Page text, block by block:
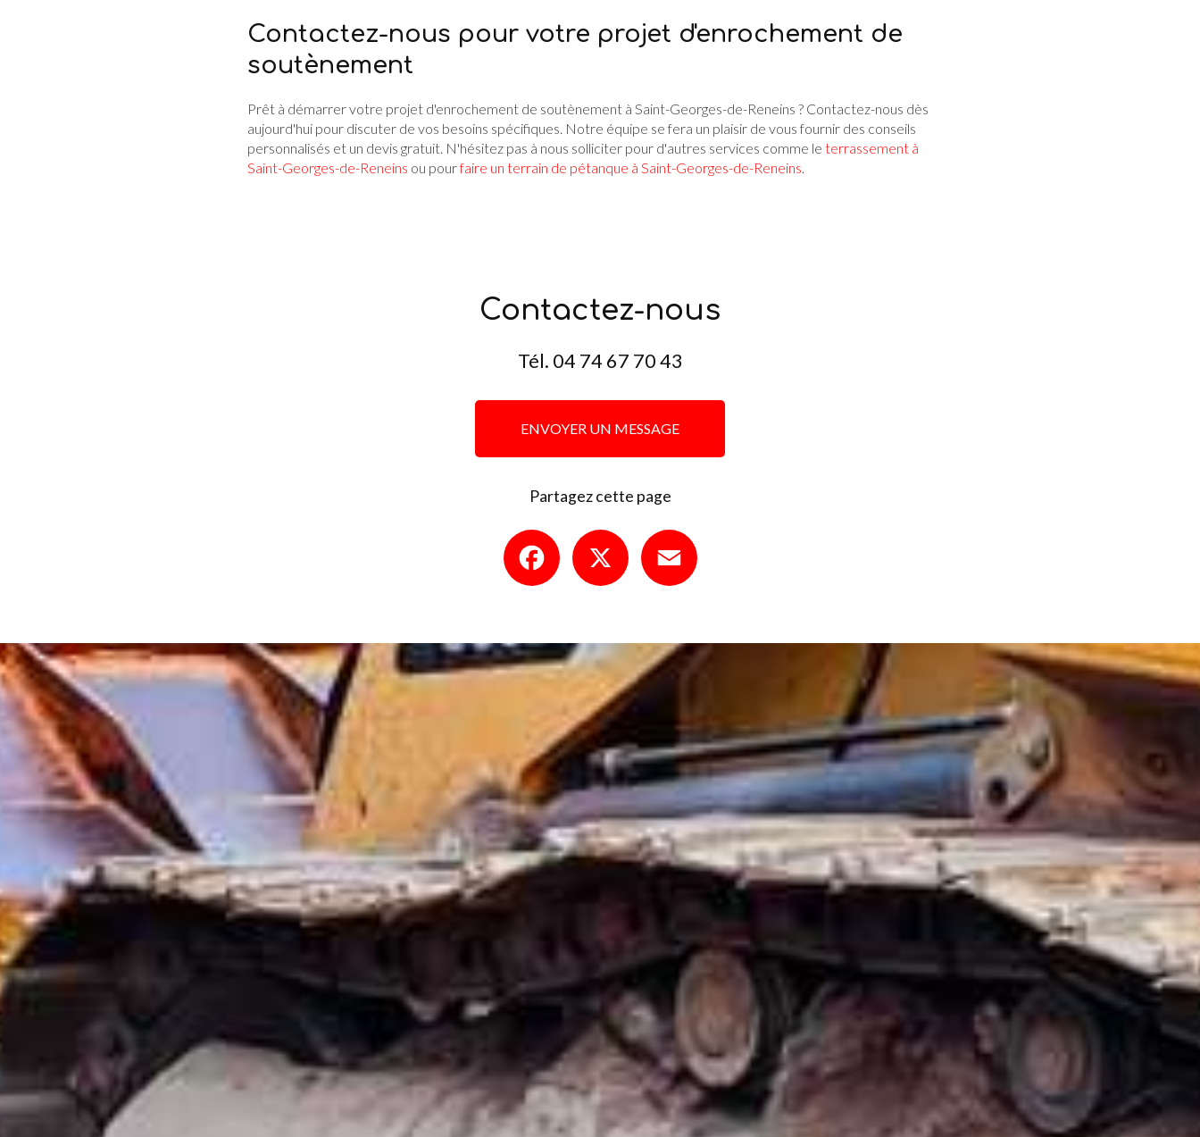
Contactez-nous pour votre projet d'enrochement de
soutènement
Prêt à démarrer votre projet d'enrochement de soutènement à Saint-Georges-de-Reneins ? Contactez-nous dès
aujourd'hui pour discuter de vos besoins spécifiques. Notre équipe se fera un plaisir de vous fournir des conseils
personnalisés et un devis gratuit. N'hésitez pas à nous solliciter pour d'autres services comme le terrassement à
Saint-Georges-de-Reneins ou pourfaire un terrain de pétanque à Saint-Georges-de-Reneins.
Contactez-nous
Tél. 04 74 67 70 43
ENVOYER UN MESSAGE
Partagez cette page
Facebook